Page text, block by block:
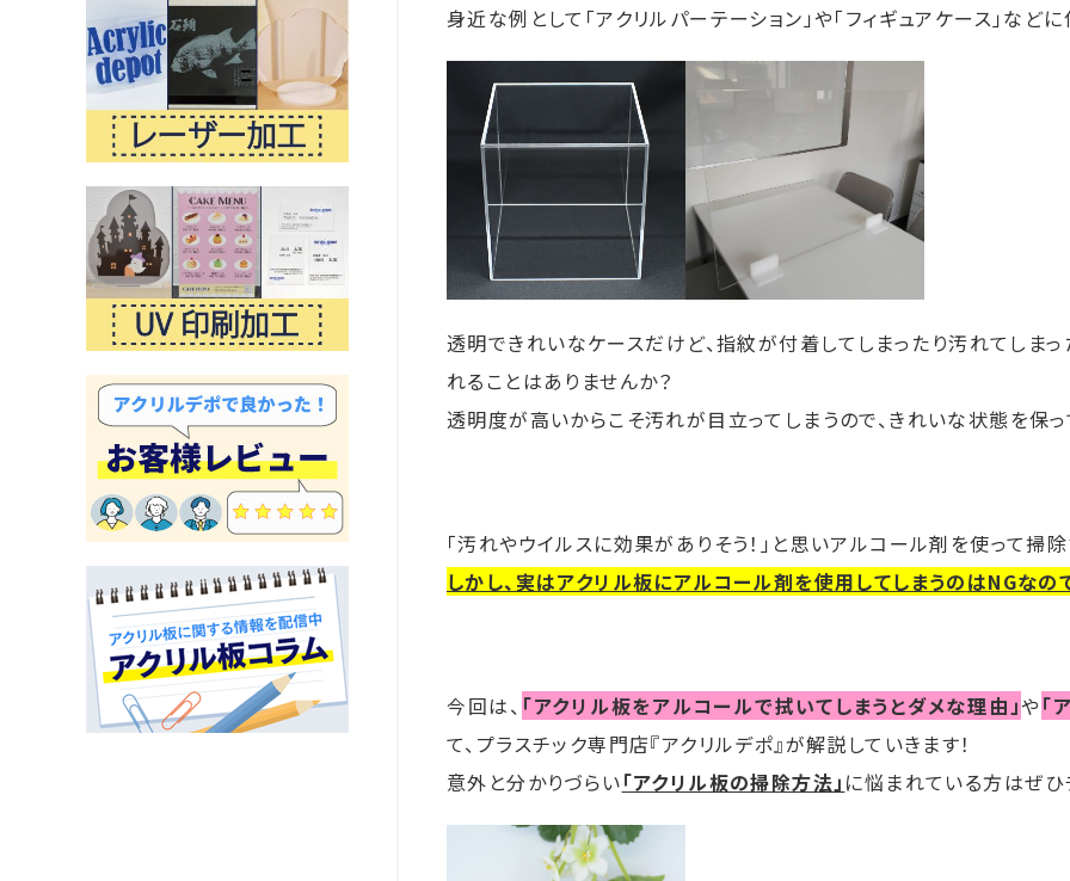
身近な例として「アクリルパーテーション」や「フィギュアケース」など
透明できれいなケースだけど、指紋が付着してしまったり汚れてしまっ
れることはありませんか？
透明度が高いからこそ汚れが目立ってしまうので、きれいな状態を保っ
「汚れやウイルスに効果がありそう！」と思いアルコール剤を使って掃
しかし、実はアクリル板にアルコール剤を使用してしまうのはNGなの
今回は、 「アクリル板をアルコールで拭いてしまうとダメな理由」や 「
て、プラスチック専門店『アクリルデポ』が解説していきます！
意外と分かりづらい「アクリル板の掃除方法」 に悩まれている方はぜひ